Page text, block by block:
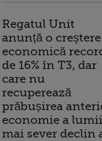
Regatul Unit
anunță o creștere
economică
de 16% în T3, dar
care nu
recuperează
prăbușirea
economie a
mai sever declin